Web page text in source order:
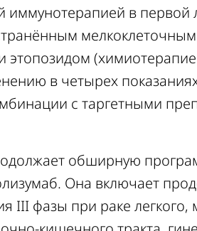
иммунотерапией в первой
в четырех
с таргетными
обширную
Она включает
III фазы при раке